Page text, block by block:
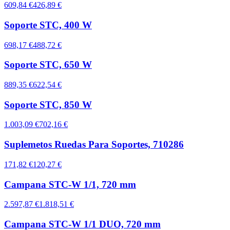
609,84 €426,89 €
Soporte STC, 400 W
698,17 €488,72 €
Soporte STC, 650 W
889,35 €622,54 €
Soporte STC, 850 W
1.003,09 €702,16 €
Suplemetos Ruedas Para Soportes, 710286
171,82 €120,27 €
Campana STC-W 1/1, 720 mm
2.597,87 €1.818,51 €
Campana STC-W 1/1 DUO, 720 mm